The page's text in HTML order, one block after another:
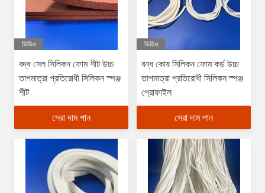
ভিডিও
বদ্ধ সেল সিলিকন ফোম শীট উচ্চ
তাপমাত্রা প্রতিরোধী সিলিকন স্পঞ্জ
শীট
সেরা দাম পান
ভিডিও
বন্ধ কোষ সিলিকন ফোম কর্ড উচ্চ
তাপমাত্রা প্রতিরোধী সিলিকন স্পঞ্জ
প্রোফাইল
সেরা দাম পান